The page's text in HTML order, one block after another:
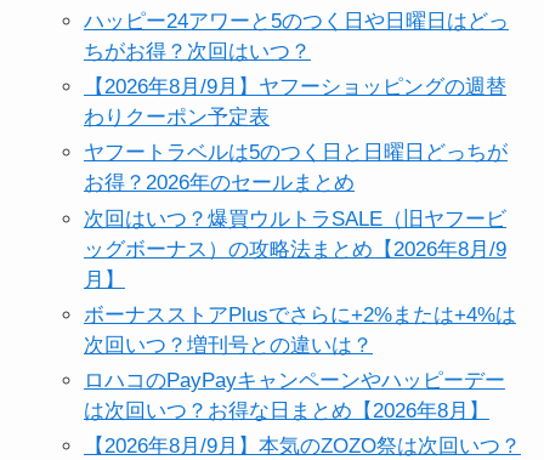
ハッピー24アワーと5のつく日や日曜日はどっ
ちがお得？次回はいつ？
【2026年8月/9月】ヤフーショッピングの週替
わりクーポン予定表
ヤフートラベルは5のつく日と日曜日どっちが
お得？2026年のセールまとめ
次回はいつ？爆買ウルトラSALE（旧ヤフービ
ッグボーナス）の攻略法まとめ【2026年8月/9
月】
ボーナスストアPlusでさらに+2%または+4%は
次回いつ？増刊号との違いは？
ロハコのPayPayキャンペーンやハッピーデー
は次回いつ？お得な日まとめ【2026年8月】
【2026年8月/9月】本気のZOZO祭は次回いつ？